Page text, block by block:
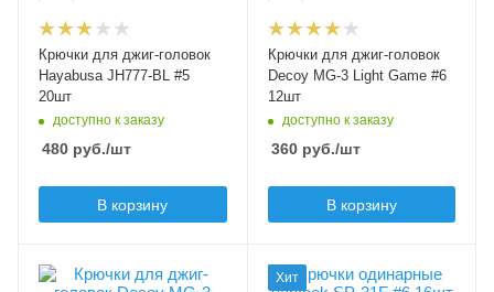
Бородка
безбородые
Крючки для джиг-головок
Hayabusa JH777-BL #5
20шт
доступно к заказу
480 руб./шт
В корзину
черный
Бородка
с бородкой
Крючки для джиг-головок
Decoy MG-3 Light Game #6
12шт
доступно к заказу
360руб./шт
В корзину
Модель крючков Хит
Модель крючков